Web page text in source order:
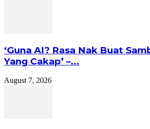
‘Guna AI? Rasa Nak Buat
Yang Cakap’ –...
August 7, 2026